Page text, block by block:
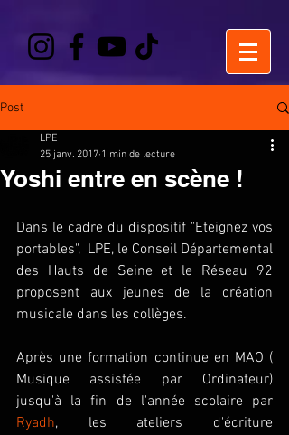
Post
Yoshi entre en scène !
LPE
25 janv. 2017 1 min de lecture
Dans le cadre du dispositif "Eteignez vos
portables",  LPE, le Conseil Départemental
des Hauts de Seine et le Réseau 92
proposent aux jeunes de la création
musicale dans les collèges.
Après une formation continue en MAO (
Musique assistée par Ordinateur)
Ryadh, les ateliers d'écriture